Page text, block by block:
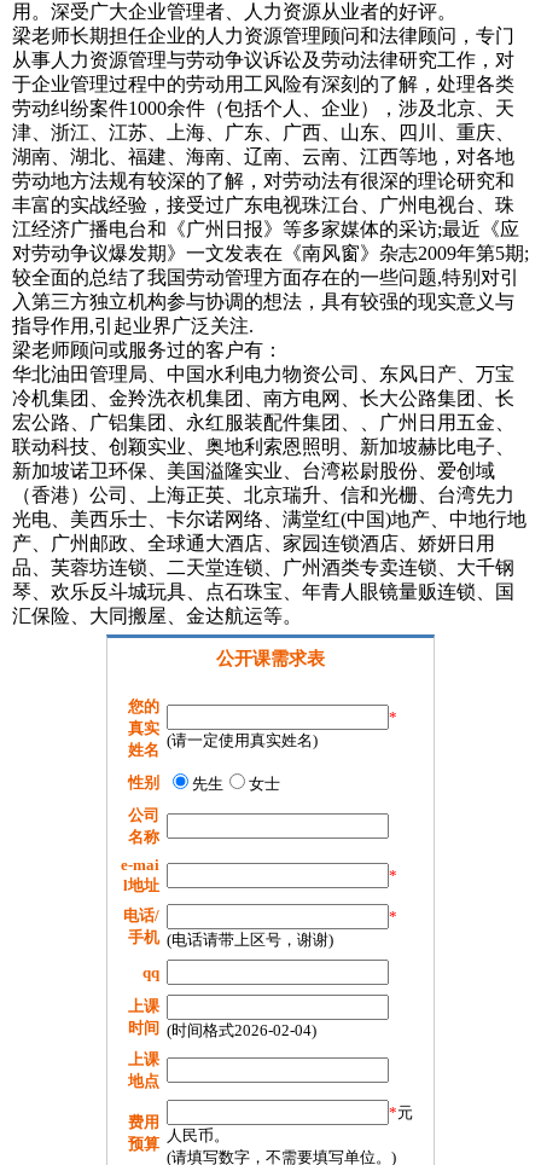
用。深受广大企业管理者、人力资源从业者的好评。
梁老师长期担任企业的人力资源管理顾问和法律顾问，专门
从事人力资源管理与劳动争议诉讼及劳动法律研究工作，对
于企业管理过程中的劳动用工风险有深刻的了解，处理各类
劳动纠纷案件1000余件（包括个人、企业），涉及北京、天
津、浙江、江苏、上海、广东、广西、山东、四川、重庆、
湖南、湖北、福建、海南、辽南、云南、江西等地，对各地
劳动地方法规有较深的了解，对劳动法有很深的理论研究和
丰富的实战经验，接受过广东电视珠江台、广州电视台、珠
江经济广播电台和《广州日报》等多家媒体的采访;最近《应
对劳动争议爆发期》一文发表在《南风窗》杂志2009年第5期;
较全面的总结了我国劳动管理方面存在的一些问题,特别对引
入第三方独立机构参与协调的想法，具有较强的现实意义与
指导作用,引起业界广泛关注.
梁老师顾问或服务过的客户有：
华北油田管理局、中国水利电力物资公司、东风日产、万宝
冷机集团、金羚洗衣机集团、南方电网、长大公路集团、长
宏公路、广铝集团、永红服装配件集团、、广州日用五金、
联动科技、创颖实业、奥地利索恩照明、新加坡赫比电子、
新加坡诺卫环保、美国溢隆实业、台湾崧尉股份、爱创域
（香港）公司、上海正英、北京瑞升、信和光栅、台湾先力
光电、美西乐士、卡尔诺网络、满堂红(中国)地产、中地行地
产、广州邮政、全球通大酒店、家园连锁酒店、娇妍日用
品、芙蓉坊连锁、二天堂连锁、广州酒类专卖连锁、大千钢
琴、欢乐反斗城玩具、点石珠宝、年青人眼镜量贩连锁、国
汇保险、大同搬屋、金达航运等。
公开课需求表
您的
真实
姓名
*
(请一定使用真实姓名)
性别 先生
女士
公司
名称
e-mai
l地址
*
电话/
手机
*
(电话请带上区号，谢谢)
qq
上课
时间 (时间格式2026-02-04)
上课
地点
费用
预算
*元
人民币。
(请填写数字，不需要填写单位。)